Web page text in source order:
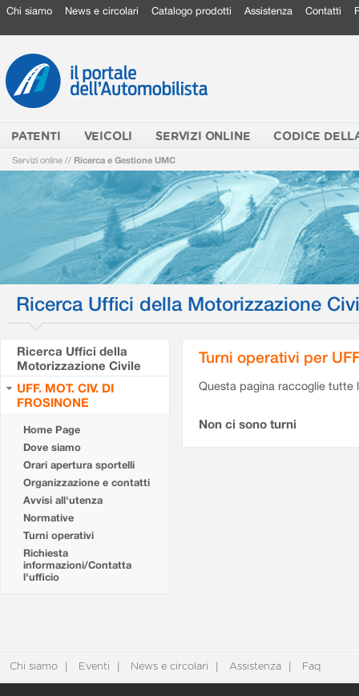
Chi siamo News e circolari Catalogo prodotti Assistenza Contatti
PATENTI VEICOLI SERVIZI ONLINE CODICE
Servizi online // Ricerca e Gestione UMC
Ricerca Uffici della Motorizzazione
Ricerca Uffici della
Motorizzazione Civile
UFF. MOT. CIV. DI
FROSINONE
Home Page
Dove siamo
Orari apertura sportelli
Organizzazione e contatti
Avvisi all'utenza
Normative
Turni operativi
Richiesta
informazioni/Contatta
l'ufficio
Turni operativi per
Questa pagina raccoglie tutte
Non ci sono turni
Chi siamo Eventi News e circolari Assistenza Faq